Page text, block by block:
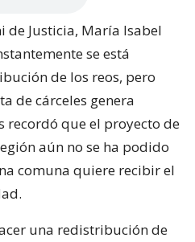
de Justicia, María Isabel
se está
de los reos, pero
de cárceles genera
recordó que el proyecto de
aún no se ha podido
comuna quiere recibir el
una redistribución de